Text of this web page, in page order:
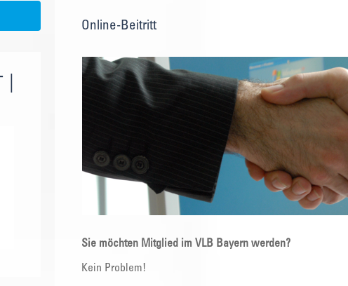
Online-Beitritt
Sie möchten Mitglied im VLB Bayern werden?
Kein Problem!